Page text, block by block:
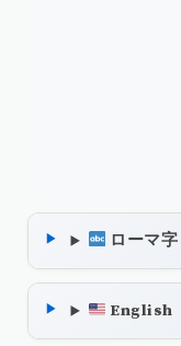
ローマ字
English